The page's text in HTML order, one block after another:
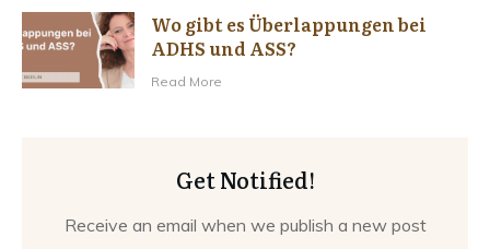
Wo gibt es Überlappungen bei
ADHS und ASS?
Read More
Get Notified!
Receive an email when we publish a new post